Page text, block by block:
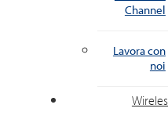
Channel
Lavora con
noi